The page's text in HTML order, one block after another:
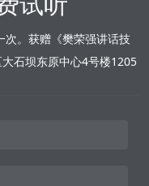
次。获赠《樊荣强讲话技
石坝东原中心4号楼1205